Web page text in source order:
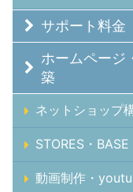
サポート料金
ホームページ
築
ネットショップ
STORES・
動画制作・